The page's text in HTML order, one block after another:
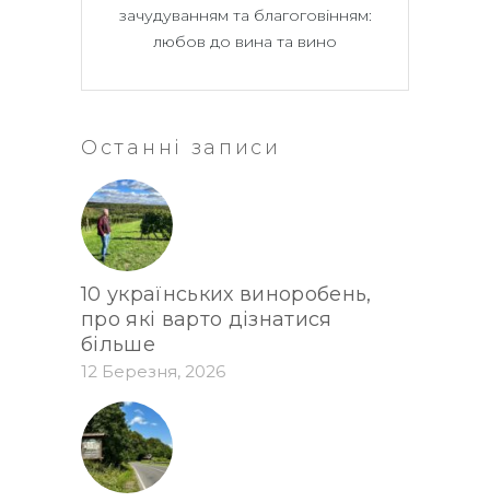
зачудуванням та благоговінням:
любов до вина та вино
Останні записи
10 українських виноробень,
про які варто дізнатися
більше
12 Березня, 2026